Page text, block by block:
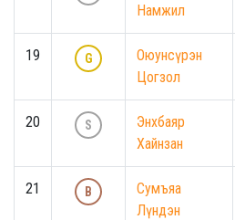
Намжил
19 G
Оюунсүрэн
Цогзол
20 S
Энхбаяр
Хайнзан
21 B
Сумъяа
Лүндэн